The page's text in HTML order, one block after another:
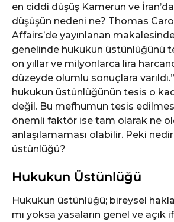
en ciddi düşüş Kamerun ve
düşüşün nedeni ne? Thomas
Affairs’de yayınlanan
genelinde hukukun üstünlüğünü
on yıllar ve milyonlarca lira
düzeyde olumlu sonuçlara
hukukun üstünlüğünün tesis o
değil. Bu mefhumun tesis
önemli faktör ise tam olarak ne
anlaşılamaması olabilir. Peki
üstünlüğü?
Hukukun Üstünlüğü
Hukukun üstünlüğü; bireysel
mı yoksa yasaların genel ve açık